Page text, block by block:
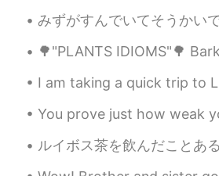
語学には終わりがないか
くなる。。It’s just my
shino
JP EN
すごい😊👌
bebe3837
JP EN
みずがすんでいてそうかいでした。- The water was clear and refreshing.
🌳"PLANTS IDIOMS"🌳 Bark up the wrong tree Looking for
I am taking a quick trip to Las Vegas to see my friends before
You prove just how weak you are by being harsh to others...
ルイボス茶を飲んだことある人はいますか？(^o^)/ 日本であまり人気じゃないかもしれないですけど、もともと南アフリカで作られ